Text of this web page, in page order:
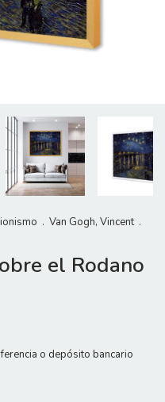
. Van Gogh, Vincent .
el Rodano
o depósito bancario